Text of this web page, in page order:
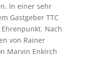
In einer sehr
Gastgeber TTC
Nach
von Rainer
Marvin Enkirch